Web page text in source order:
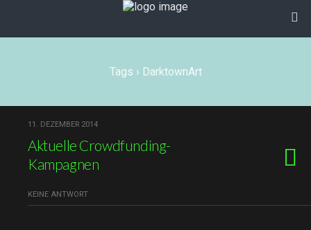
Tags › DarktownArt
11. DEZEMBER 2014
Aktuelle Crowdfunding-
Kampagnen
KEINE ANTWORT